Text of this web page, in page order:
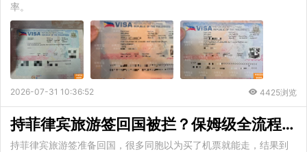
率。
2026-07-31 10:36:52 4425浏览
持菲律宾旅游签回国被拦？保姆级全流程解析：ECC清关+逾期补救+机场通关实录
持菲律宾旅游签准备回国，很多同胞以为买了机票就能走，结果到